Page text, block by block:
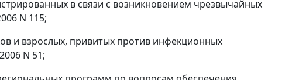
в связи с возникновением чрезвычайных
N 115;
и взрослых, привитых против инфекционных
N 51;